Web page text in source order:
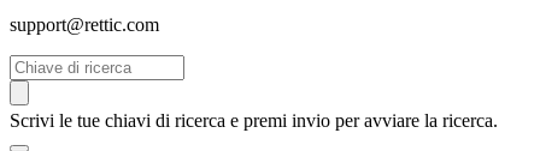
support@rettic.com
Cerca
Scrivi le tue chiavi di ricerca e premi invio per avviare la ricerca.